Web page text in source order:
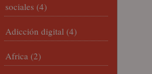
sociales (4)
Adicción digital (4)
Africa (2)